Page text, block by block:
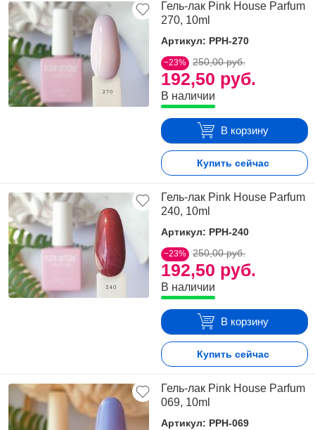
Гель-лак Pink House Parfum
270, 10ml
Артикул: PPH-270
−23%
192,50 руб.
250,00 руб.
В наличии
В корзину
Купить сейчас
Гель-лак Pink House Parfum
240, 10ml
Артикул: PPH-240
−23%
192,50 руб.
250,00 руб.
В наличии
В корзину
Купить сейчас
Гель-лак Pink House Parfum
069, 10ml
Артикул: PPH-069